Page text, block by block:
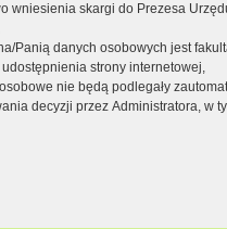
wniesienia skargi do Prezesa
Panią danych osobowych jest
strony internetowej,
nie będą podlegały
decyzji przez Administratora, w